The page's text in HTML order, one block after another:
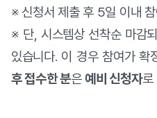
※ 신청서 제출 후 5일 이내
※ 단, 시스템상 선착순 마감
있습니다. 이 경우 참여가 확
후 접수한 분은 예비 신청자로